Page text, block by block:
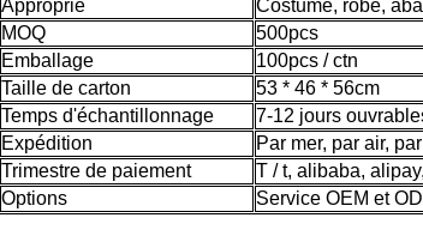
Approprié
Costume, robe,
MOQ
500pcs
Emballage
100pcs / ctn
Taille de carton
53 * 46 * 56cm
Temps d'échantillonnage
7-12 jours
Expédition
Par mer, par air,
Trimestre de paiement
T / t, alibaba,
Options
Service OEM et